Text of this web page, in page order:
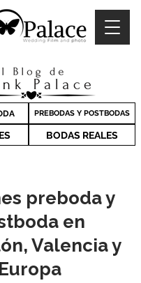
PREBODAS Y POSTBODAS
BODAS REALES
preboda y
en
Valencia y
Europa